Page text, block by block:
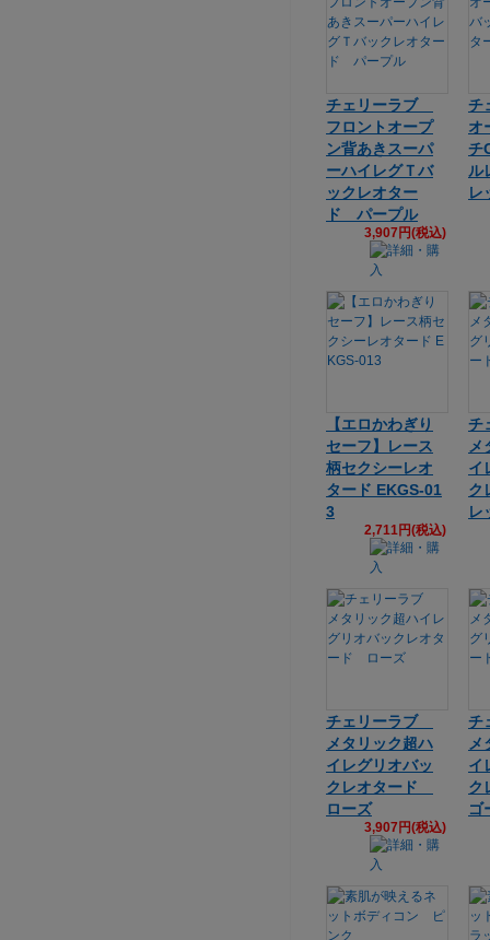
チェリーラブ
フロントオープ
ン背あきスーパ
ーハイレグＴバ
ックレオター
ド パープル
3,907円(税込)
チ
オ
チ
ル
レ
【エロかわぎり
セーフ】レース
柄セクシーレオ
タード EKGS-01
3
2,711円(税込)
チ
メ
イ
ク
レ
チェリーラブ
メタリック超ハ
イレグリオバッ
クレオタード
ローズ
3,907円(税込)
チ
メ
イ
ク
ゴ